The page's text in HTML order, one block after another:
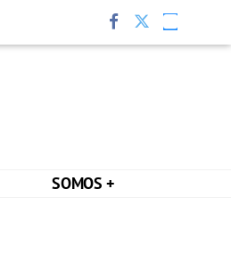
SOMOS +